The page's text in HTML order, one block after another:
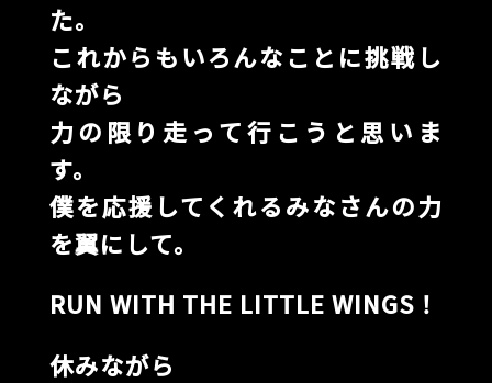
た。
これからもいろんなことに挑戦し
ながら
力の限り走って行こうと思いま
す。
僕を応援してくれるみなさんの力
を翼にして。
RUN WITH THE LITTLE WINGS！
休みながら